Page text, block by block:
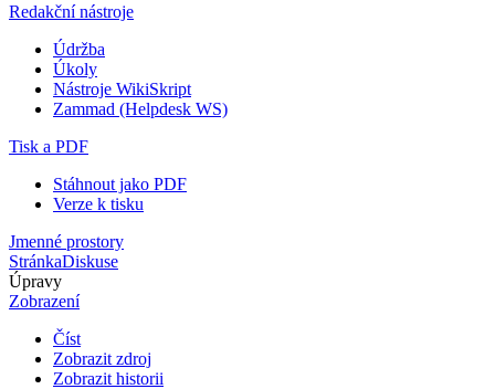
Redakční nástroje
Údržba
Úkoly
Nástroje WikiSkript
Zammad (Helpdesk WS)
Tisk a PDF
Stáhnout jako PDF
Verze k tisku
Jmenné prostory
StránkaDiskuse
Úpravy
Zobrazení
Číst
Zobrazit zdroj
Zobrazit historii